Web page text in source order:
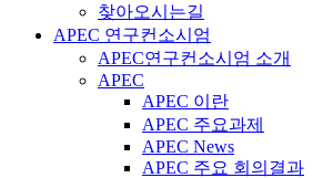
찾아오시는길
APEC 연구컨소시엄
APEC연구컨소시엄 소개
APEC
APEC 이란
APEC 주요과제
APEC News
APEC 주요 회의결과